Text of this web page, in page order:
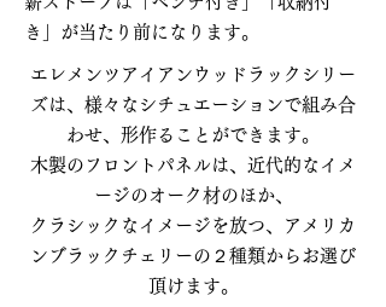
き」が当たり前になります。
エレメンツアイアンウッドラックシリー
ズは、様々なシチュエーションで組み合
わせ、形作ることができます。
木製のフロントパネルは、近代的なイメ
ージのオーク材のほか、
クラシックなイメージを放つ、アメリカ
ンブラックチェリーの２種類からお選び
頂けます。